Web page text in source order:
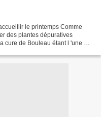
le printemps Comme
des plantes dépuratives
cure de Bouleau étant l 'une d